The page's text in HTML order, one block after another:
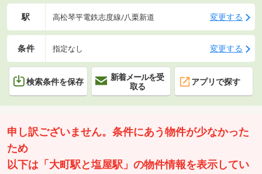
駅 高松琴平電鉄志度線/八栗新道 変更する
条件 指定なし 変更する
検索条件を保存
新着メールを受
取る
アプリで探す
申し訳ございません。条件にあう物件が少なかった
ため
以下は「大町駅と塩屋駅」の物件情報を表示してい